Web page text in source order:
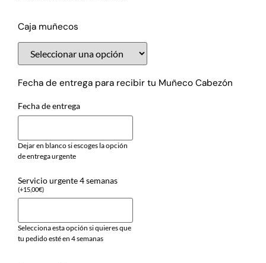
Caja muñecos
Fecha de entrega para recibir tu Muñeco Cabezón
Fecha de entrega
Dejar en blanco si escoges la opción
de entrega urgente
Servicio urgente 4 semanas
(+15,00€)
Selecciona esta opción si quieres que
tu pedido esté en 4 semanas